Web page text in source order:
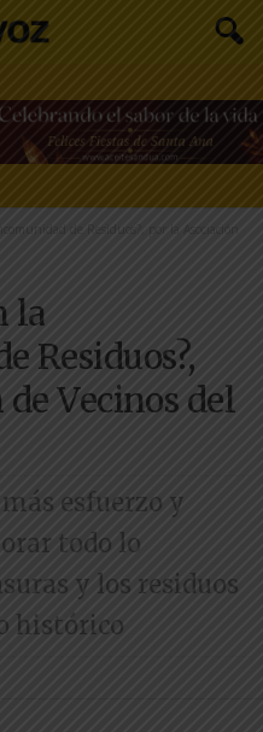
de Residuos?, por la Asociación
la
Residuos?,
Vecinos del
esfuerzo y
todo lo
y los residuos
histórico